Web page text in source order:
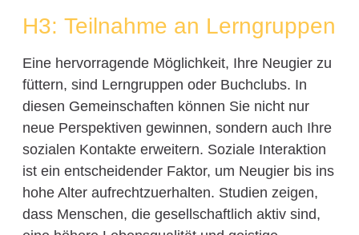
H3: Teilnahme an Lerngruppen
Eine hervorragende Möglichkeit, Ihre Neugier zu
füttern, sind Lerngruppen oder Buchclubs. In
diesen Gemeinschaften können Sie nicht nur
neue Perspektiven gewinnen, sondern auch Ihre
sozialen Kontakte erweitern. Soziale Interaktion
ist ein entscheidender Faktor, um Neugier bis ins
hohe Alter aufrechtzuerhalten. Studien zeigen,
dass Menschen, die gesellschaftlich aktiv sind,